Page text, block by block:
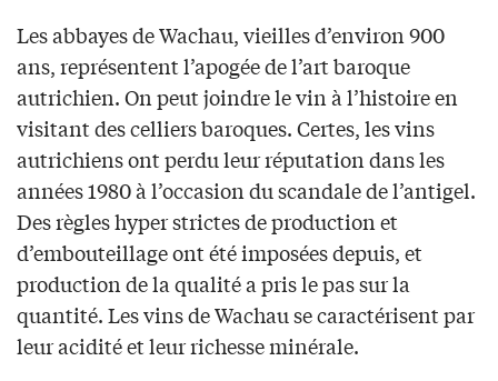
Les abbayes de Wachau, vieilles d’environ 900
ans, représentent l’apogée de l’art baroque
autrichien. On peut joindre le vin à l’histoire en
visitant des celliers baroques. Certes, les vins
autrichiens ont perdu leur réputation dans les
années 1980 à l’occasion du scandale de l’antigel.
Des règles hyper strictes de production et
d’embouteillage ont été imposées depuis, et
production de la qualité a pris le pas sur la
quantité. Les vins de Wachau se caractérisent par
leur acidité et leur richesse minérale.